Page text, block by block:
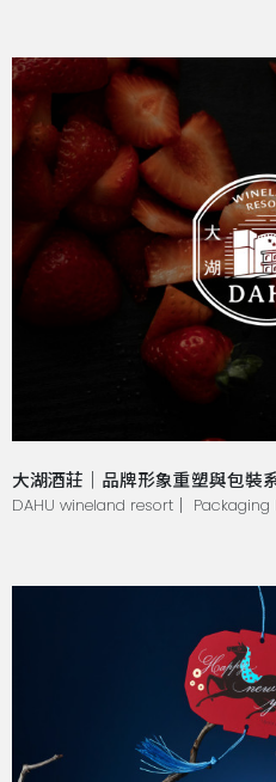
大湖酒莊｜品牌形象重塑與包裝
DAHU wineland resort｜ Packaging